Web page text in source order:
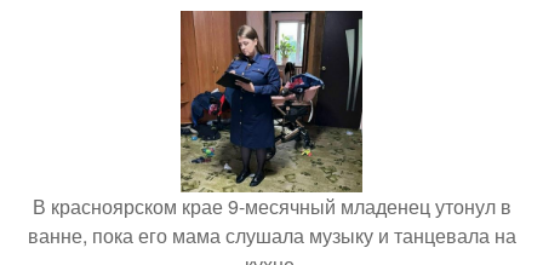
В красноярском крае 9-месячный младенец утонул в
ванне, пока его мама слушала музыку и танцевала на